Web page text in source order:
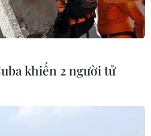
khiến 2 người tử